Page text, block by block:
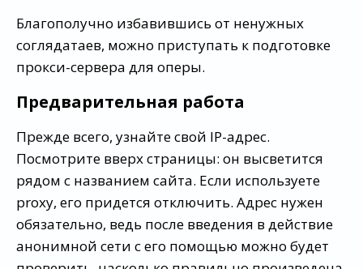
Благополучно избавившись от ненужных
соглядатаев, можно приступать к подготовке
прокси-сервера для оперы.
Предварительная работа
Прежде всего, узнайте свой IP-адрес.
Посмотрите вверх страницы: он высветится
рядом с названием сайта. Если используете
proxy, его придется отключить. Адрес нужен
обязательно, ведь после введения в действие
анонимной сети с его помощью можно будет